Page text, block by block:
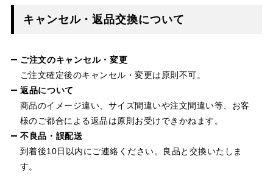
キャンセル・返品交換について
ご注文のキャンセル・変更
ご注文確定後のキャンセル・変更は原則不可。
返品について
商品のイメージ違い、サイズ間違いや注文間違い等、お客
様のご都合による返品は原則お受けできかねます。
不良品・誤配送
到着後10日以内にご連絡ください。良品と交換いたしま
す。